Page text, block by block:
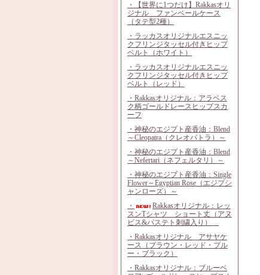
・【世界に1つだけ】Rakkasオリ
ジナル ファンベールケース
（タテ型2種）
・ラッカスオリジナルエスニッ
クフリンジタッセル付きヒップ
ベルト（ホワイト）
・ラッカスオリジナルエスニッ
クフリンジタッセル付きヒップ
ベルト（レッド）
・Rakkasオリジナル：アラベス
ク柄ゴールドレースヒップスカ
ーフ
・神秘のエジプト産香油：Blend
～Cleopatra（クレオパトラ）～
・神秘のエジプト産香油：Blend
～Nefertari（ネフェルタリ）～
・神秘のエジプト産香油：Single
Flower～Egyptian Rose（エジプシ
ャンローズ）～
・
Rakkasオリジナル：レッ
スンTシャツ ショート丈（アヌ
ビス&バステト刺繍入り）
・Rakkasオリジナル アサヤケ
ース（ブラウン・レッド・ブル
ー・ブラック）
・Rakkasオリジナル：ブルーベ